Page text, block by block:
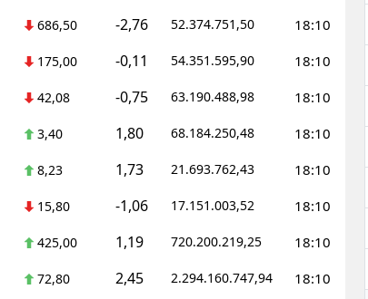
Rize
Sakarya
Samsun
Siirt
Sinop
Sivas
Tekirdağ
Tokat
686,50 -2,76 52.374.751,50 18:10
175,00 -0,11 54.351.595,90 18:10
42,08 -0,75 63.190.488,98 18:10
3,40 1,80 68.184.250,48 18:10
8,23 1,73 21.693.762,43 18:10
15,80 -1,06 17.151.003,52 18:10
425,00 1,19 720.200.219,25 18:10
72,80 2,45 2.294.160.747,94 18:10